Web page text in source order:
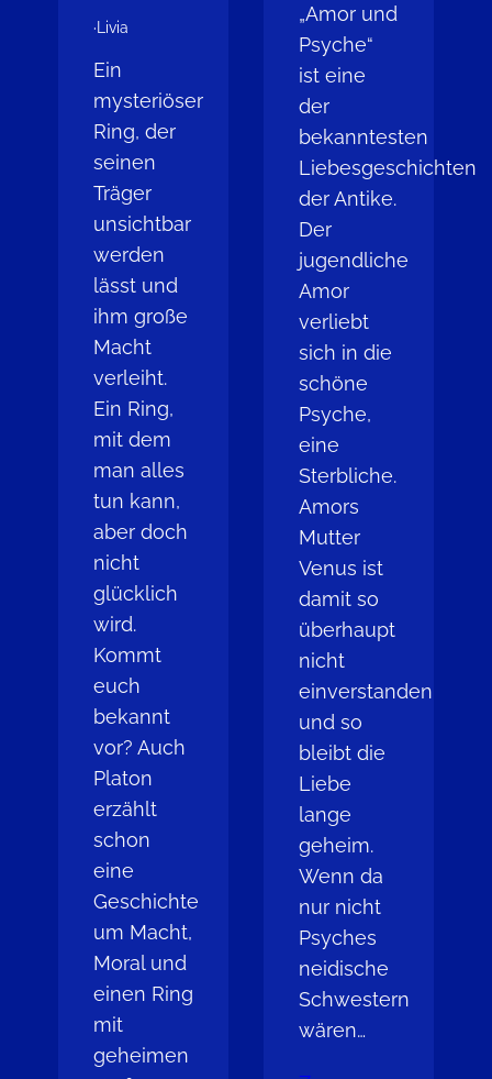
·Livia
Ein
mysteriöser
Ring, der
seinen
Träger
unsichtbar
werden
lässt und
ihm große
Macht
verleiht.
Ein Ring,
mit dem
man alles
tun kann,
aber doch
nicht
glücklich
wird.
Kommt
euch
bekannt
vor? Auch
Platon
erzählt
schon
eine
Geschichte
um Macht,
Moral und
einen Ring
mit
geheimen
„Amor und
Psyche“
ist eine
der
bekanntesten
Liebesgeschichten
der Antike.
Der
jugendliche
Amor
verliebt
sich in die
schöne
Psyche,
eine
Sterbliche.
Amors
Mutter
Venus ist
damit so
überhaupt
nicht
einverstanden
und so
bleibt die
Liebe
lange
geheim.
Wenn da
nur nicht
Psyches
neidische
Schwestern
wären…